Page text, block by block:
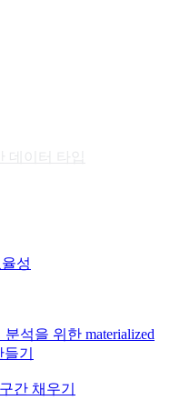
데이터 타입
성
석을 위한 materialized
기
간 채우기